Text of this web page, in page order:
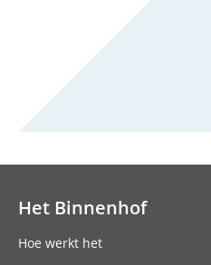
Het Binnenhof
Hoe werkt het